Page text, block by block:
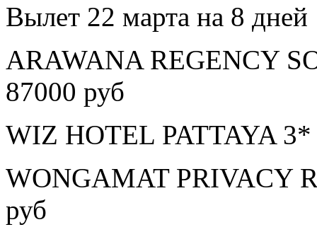
Вылет 22 марта на 8 дней
ARAWANA REGENCY
87000 руб
WIZ HOTEL PATTAYA 3*
WONGAMAT PRIVACY
руб